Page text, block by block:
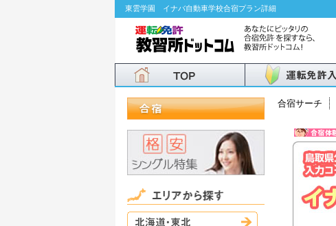
東雲学園 イナバ自動車学校合宿プラン詳細
合宿サーチ